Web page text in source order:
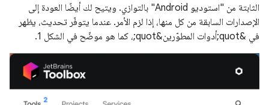
الثابتة من "استوديو Android" بالتوازي. ويتيح لك أيضًا العودة إلى
الإصدارات السابقة من كل منها، إذا لزم الأمر. عندما يتوفّر تحديث، يظهر
في &quot;أدوات المطوّرين&quot;، كما هو موضّح في الشكل 1.